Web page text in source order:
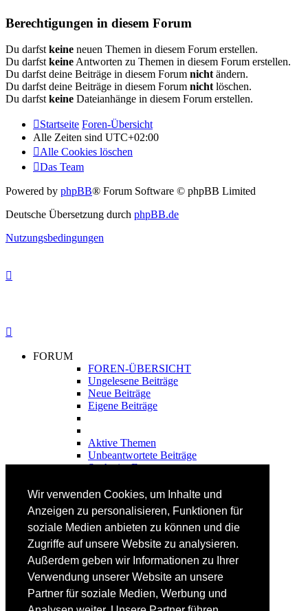
Wir verwenden Cookies, um Inhalte und
Anzeigen zu personalisieren, Funktionen für
soziale Medien anbieten zu können und die
Zugriffe auf unsere Website zu analysieren.
Außerdem geben wir Informationen zu Ihrer
Verwendung unserer Website an unsere
Partner für soziale Medien, Werbung und
Berechtigungen in diesem Forum
Du darfst keine neuen Themen in diesem Forum erstellen.
Du darfst keine Antworten zu Themen in diesem Forum erstellen.
Du darfst deine Beiträge in diesem Forum nicht ändern.
Du darfst deine Beiträge in diesem Forum nicht löschen.
Du darfst keine Dateianhänge in diesem Forum erstellen.
Startseite Foren-Übersicht
Alle Zeiten sind UTC+02:00
Alle Cookies löschen
Das Team
Powered by phpBB® Forum Software © phpBB Limited
Deutsche Übersetzung durch phpBB.de
Nutzungsbedingungen
FORUM
FOREN-ÜBERSICHT
Ungelesene Beiträge
Neue Beiträge
Eigene Beiträge
Aktive Themen
Unbeantwortete Beiträge
Suche im Forum
FAHRTECHNIK
Fortgeschrittene
Lehrplan
Videoanalyse
SKI
SKITEST
Ski-FAQ